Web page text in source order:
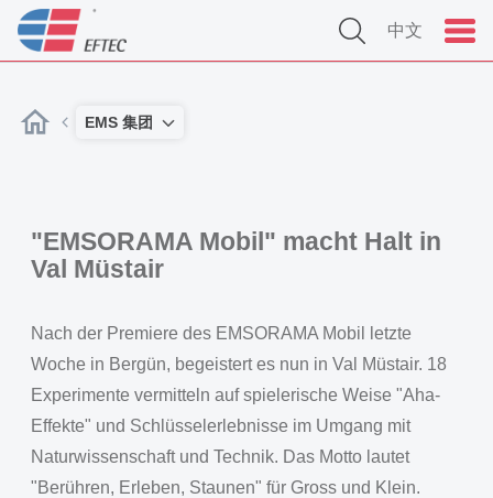
中文
EMS 集团
"EMSORAMA Mobil" macht Halt in
Val Müstair
Nach der Premiere des EMSORAMA Mobil letzte
Woche in Bergün, begeistert es nun in Val Müstair. 18
Experimente vermitteln auf spielerische Weise "Aha-
Effekte" und Schlüsselerlebnisse im Umgang mit
Naturwissenschaft und Technik. Das Motto lautet
"Berühren, Erleben, Staunen" für Gross und Klein.